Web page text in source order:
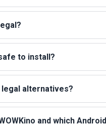
to install?
alternatives?
and which